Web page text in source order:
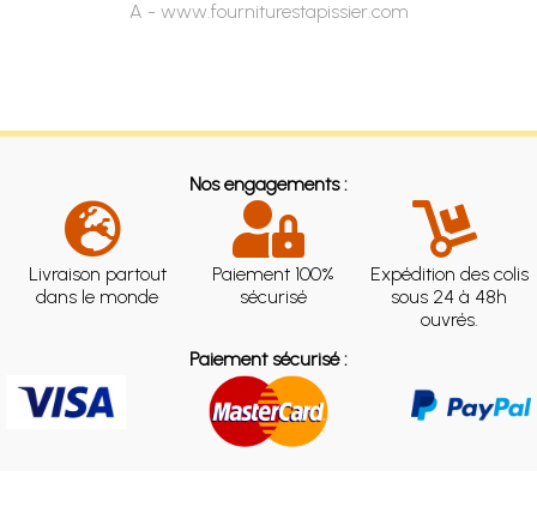
A - www.fourniturestapissier.com
Nos engagements :
Livraison partout
dans le monde
Paiement 100%
sécurisé
Expédition des colis
sous 24 à 48h
ouvrés.
Paiement sécurisé :